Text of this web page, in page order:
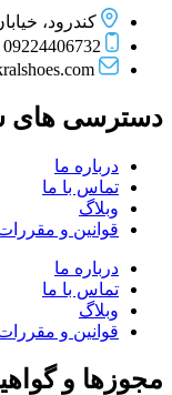
کندرود،
09224406732
دسترسی های
درباره ما
تماس با ما
وبلاگ
قوانین و
درباره ما
تماس با ما
وبلاگ
قوانین و
مجوزها و